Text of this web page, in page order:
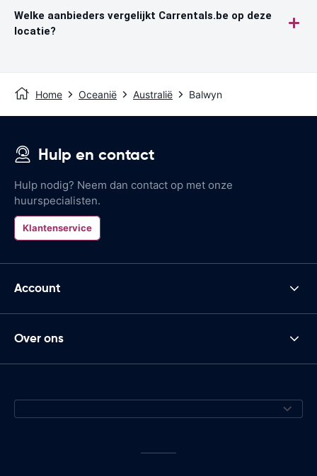
Welke aanbieders vergelijkt Carrentals.be op deze
locatie?
Home Oceanië Australië Balwyn
Hulp en contact
Hulp nodig? Neem dan contact op met onze
huurspecialisten.
Klantenservice
Account
Over ons